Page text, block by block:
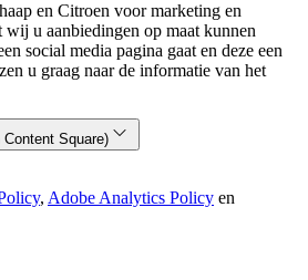
en Citroen voor marketing en
wij u aanbiedingen op maat kunnen
social media pagina gaat en deze een
u graag naar de informatie van het
Square)
, Adobe Analytics Policy en